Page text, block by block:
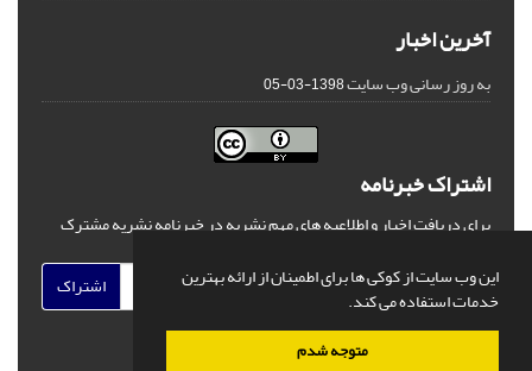
این وب سایت از کوکی ها برای اطمینان از ارائه بهترین
خدمات استفاده می کند.
متوجه شدم
آخرین اخبار
به روز رسانی وب سایت1398-03-05
اشتراک خبرنامه
برای دریافت اخبار و اطلاعیه های مهم نشریه در خبرنامه نشریه مشترک
اشتراک